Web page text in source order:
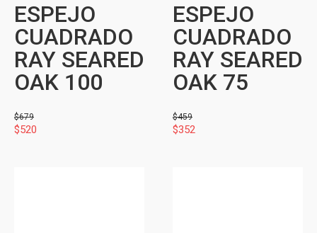
ESPEJO
CUADRADO
RAY SEARED
OAK 100
$679
$520
ESPEJO
CUADRADO
RAY SEARED
OAK 75
$459
$352